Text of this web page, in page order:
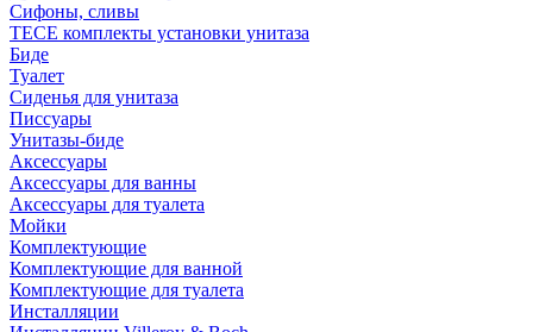
Сифоны, сливы
TECE комплекты установки унитаза
Биде
Туалет
Сиденья для унитаза
Писсуары
Унитазы-биде
Аксессуары
Аксессуары для ванны
Аксессуары для туалета
Мойки
Комплектующие
Комплектующие для ванной
Комплектующие для туалета
Инсталляции